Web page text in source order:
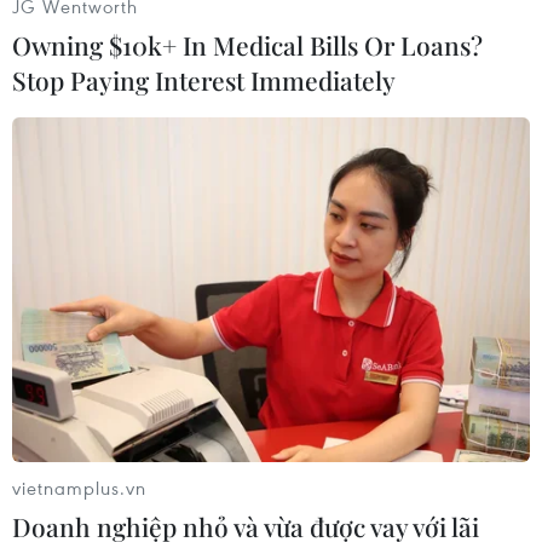
các khu vực hẻo lánh quanh sông Euphrates./.
(Vietnam+)
JG Wentworth
Owning $10k+ In Medical Bills Or Loans?
Stop Paying Interest Immediately
vietnamplus.vn
Doanh nghiệp nhỏ và vừa được vay với lãi